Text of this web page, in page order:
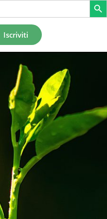
Iscriviti